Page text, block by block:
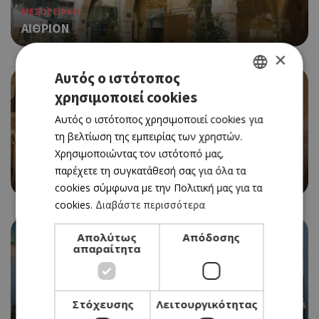
ΜΕΣΟΓΕΙΑΚΗ
ΑΙΘΡΙΟΝ
ΚΥΠΡΙΑΚΗ ΤΑΒΕΡΝΑ
ΣΤΟΥ ΡΟΥΣΙΑ
ΠΑΡΑΔΟΣΙΑΚΗ ΤΑΒΕΡΝΑ
ENGLISH
×
Αυτός ο ιστότοπος
χρησιμοποιεί cookies
Αυτός ο ιστότοπος χρησιμοποιεί cookies για
τη βελτίωση της εμπειρίας των χρηστών.
Χρησιμοποιώντας τον ιστότοπό μας,
παρέχετε τη συγκατάθεσή σας για όλα τα
cookies σύμφωνα με την Πολιτική μας για τα
cookies. Διαβάστε περισσότερα
Απολύτως
απαραίτητα
Απόδοσης
Στόχευσης Λειτουργικότητας